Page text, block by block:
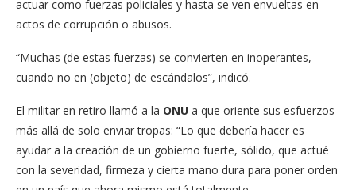
actuar como fuerzas policiales y hasta se ven envueltas en
actos de corrupción o abusos.
“Muchas (de estas fuerzas) se convierten en inoperantes,
cuando no en (objeto) de escándalos”, indicó.
El militar en retiro llamó a la ONU a que oriente sus esfuerzos
más allá de solo enviar tropas: “Lo que debería hacer es
ayudar a la creación de un gobierno fuerte, sólido, que actué
con la severidad, firmeza y cierta mano dura para poner orden